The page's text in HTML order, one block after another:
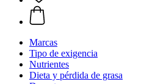
Marcas
Tipo de exigencia
Nutrientes
Dieta y pérdida de grasa